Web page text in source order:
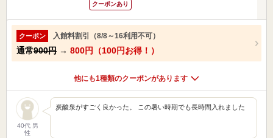
クーポンあり
クーポン 入館料割引（8/8～16利用不可）
通常900円 → 800円（100円お得！）
他にも1種類のクーポンがあります
40代 男
性
炭酸泉がすごく良かった。 この暑い時期でも長時間入れました